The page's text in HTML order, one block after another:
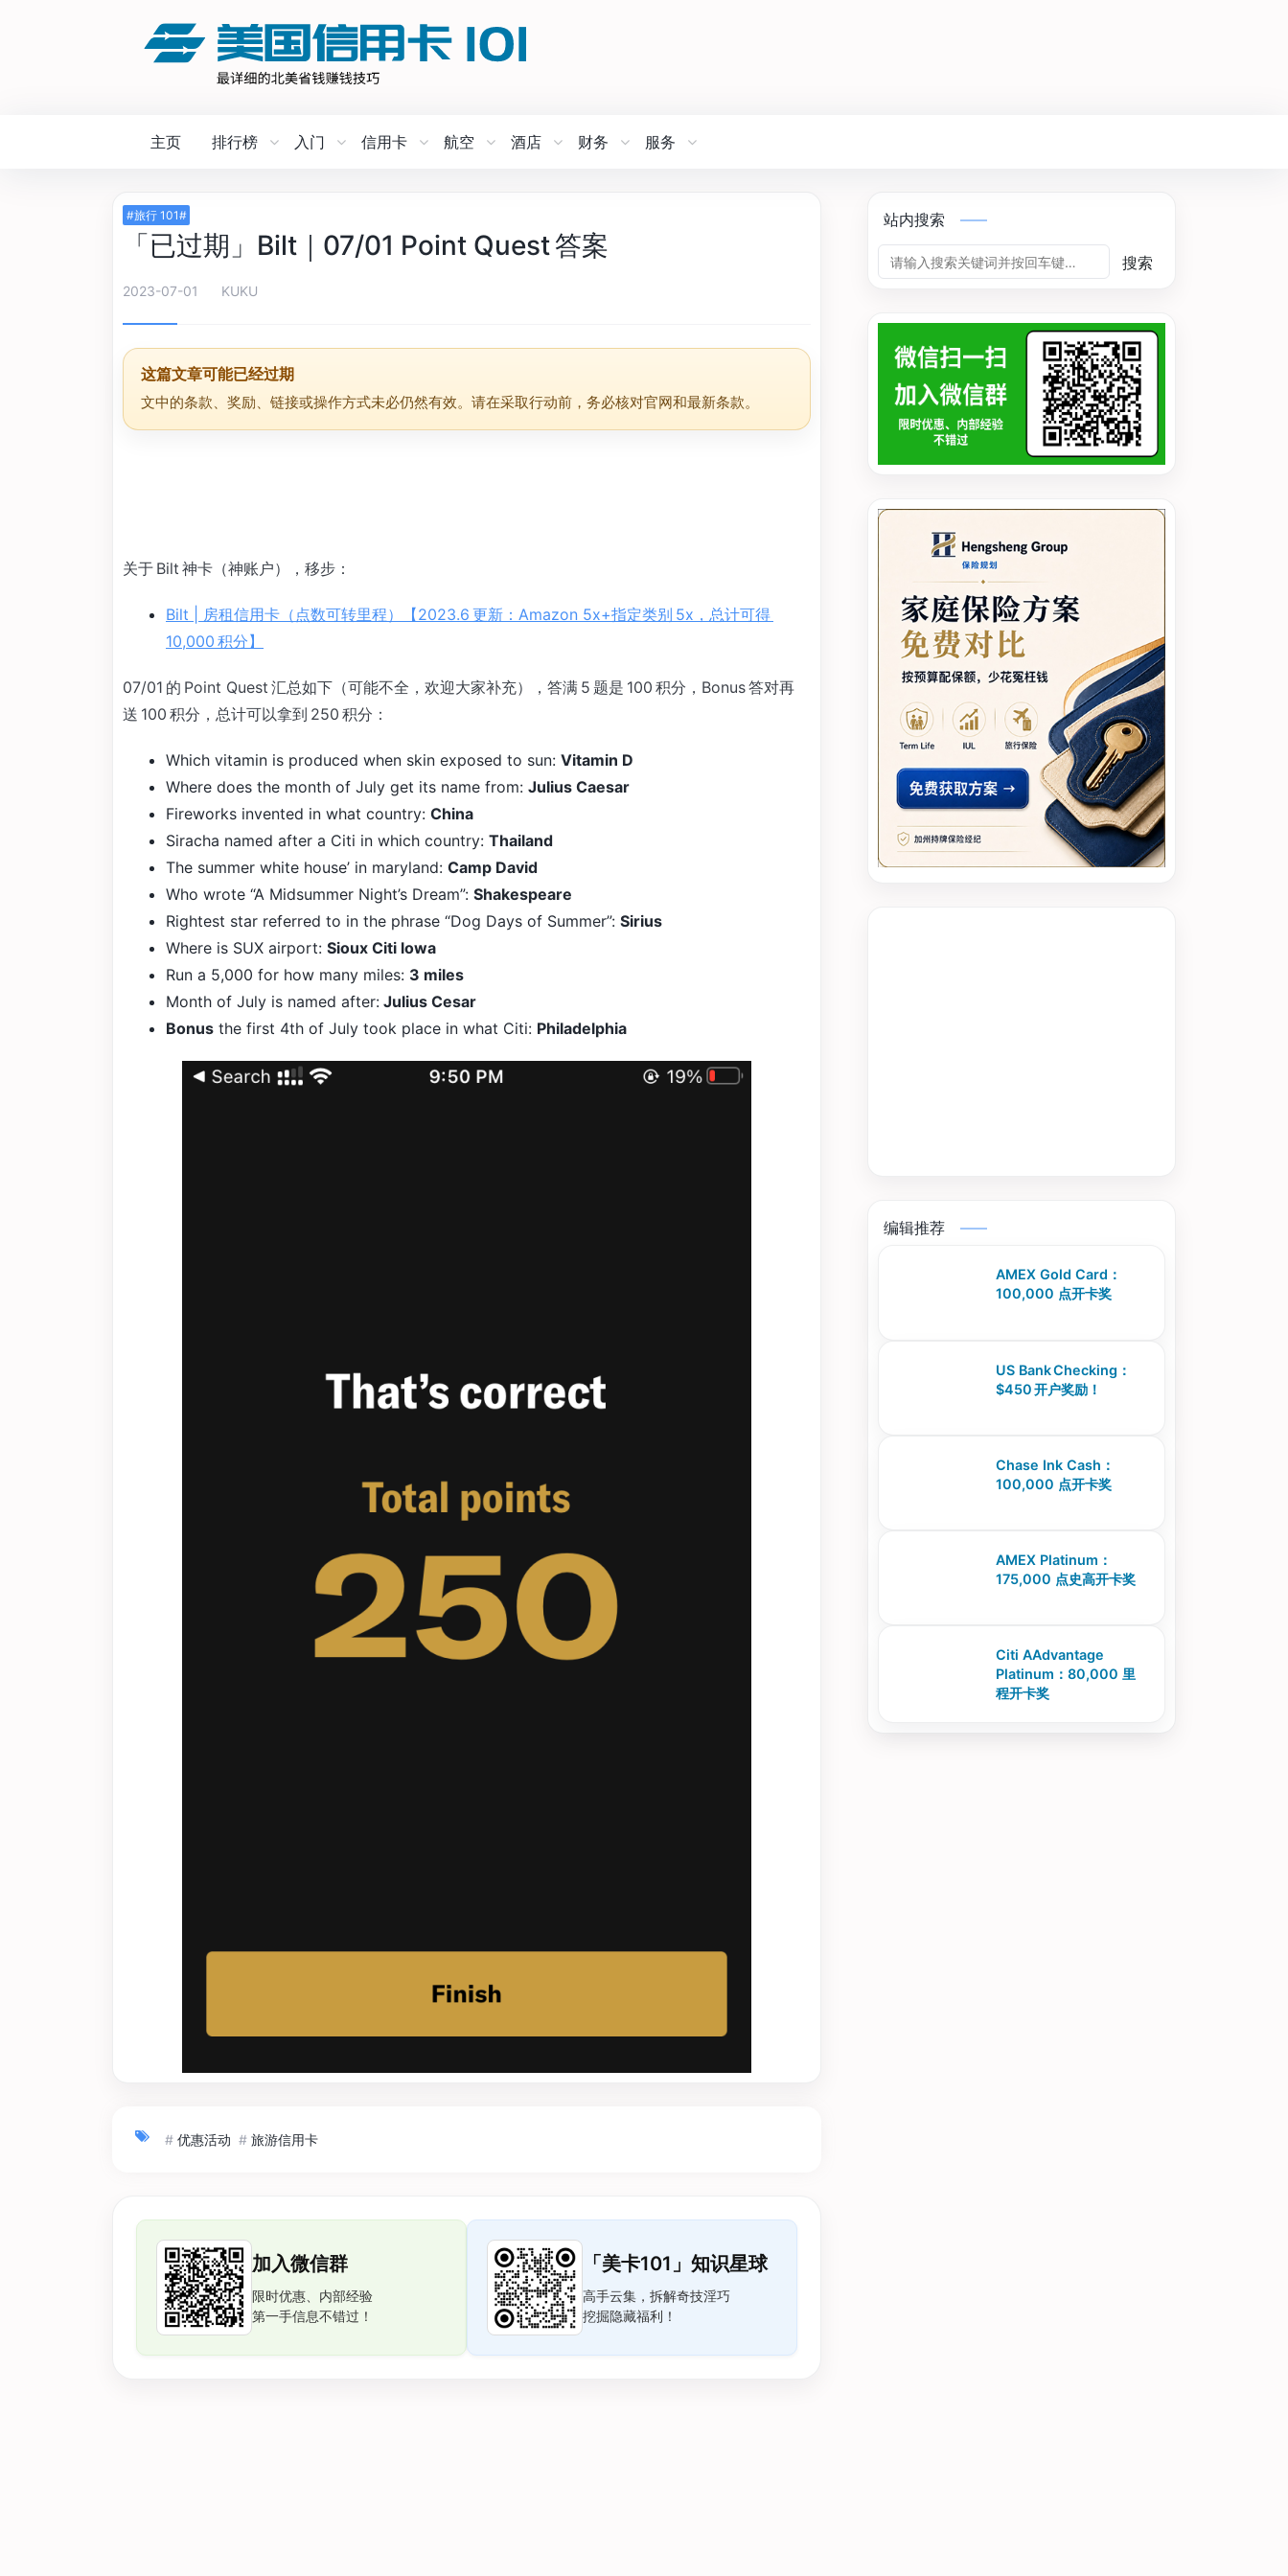
主页 排行榜 入门 信用卡 航空 酒店 财务 服务
#旅行 101#
「已过期」Bilt｜07/01 Point Quest 答案
2023-07-01 KUKU
这篇文章可能已经过期
文中的条款、奖励、链接或操作方式未必仍然有效。请在采取行动前，务必核对官网和最新条款。
关于 Bilt 神卡（神账户），移步：
Bilt | 房租信用卡（点数可转里程）【2023.6 更新：Amazon 5x+指定类别 5x，总计可得
10,000 积分】
07/01 的 Point Quest 汇总如下（可能不全，欢迎大家补充），答满 5 题是 100 积分，Bonus 答对再
送 100 积分，总计可以拿到 250 积分：
Which vitamin is produced when skin exposed to sun: Vitamin D
Where does the month of July get its name from: Julius Caesar
Fireworks invented in what country: China
Siracha named after a Citi in which country: Thailand
The summer white house’ in maryland: Camp David
Who wrote “A Midsummer Night’s Dream”: Shakespeare
Rightest star referred to in the phrase “Dog Days of Summer”: Sirius
Where is SUX airport: Sioux Citi lowa
Run a 5,000 for how many miles: 3 miles
Month of July is named after: Julius Cesar
Bonus the first 4th of July took place in what Citi: Philadelphia
# 优惠活动 # 旅游信用卡
加入微信群
限时优惠、内部经验
第一手信息不错过！
「美卡101」知识星球
高手云集，拆解奇技淫巧
挖掘隐藏福利！
站内搜索
搜索
编辑推荐
AMEX Gold Card：
100,000 点开卡奖
US Bank Checking：
$450 开户奖励！
Chase Ink Cash：
100,000 点开卡奖
AMEX Platinum：
175,000 点史高开卡奖
Citi AAdvantage
Platinum：80,000 里
程开卡奖